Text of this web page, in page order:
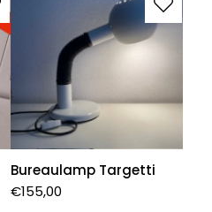
Bureaulamp Targetti
€155,00